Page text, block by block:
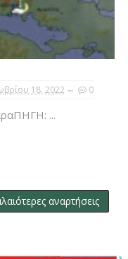
18, 2022 0
...
αναρτήσεις